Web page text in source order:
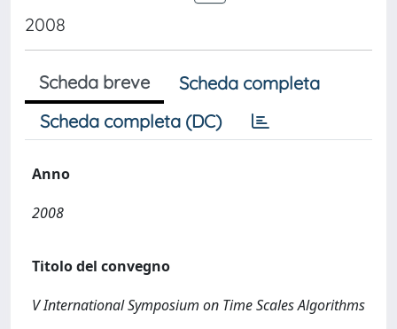
2008
Scheda breve
Scheda completa
Scheda completa (DC)
Anno
2008
Titolo del convegno
V International Symposium on Time Scales Algorithms